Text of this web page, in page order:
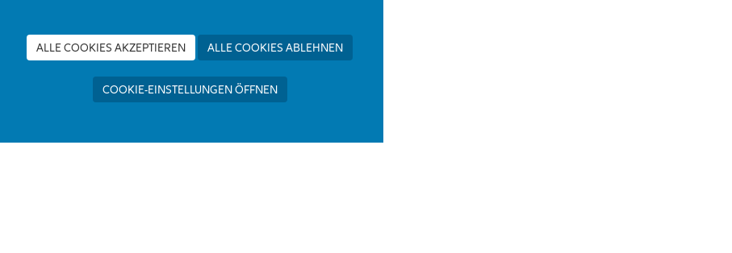
ALLE COOKIES AKZEPTIEREN ALLE COOKIES ABLEHNEN
COOKIE-EINSTELLUNGEN ÖFFNEN